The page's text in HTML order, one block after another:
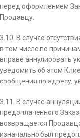
перед оформлением
Продавцу.
3.10. В случае
в том числе по
вправе аннулировать
уведомить об этом
сообщения по адресу,
3.11. В случае
предоплаченного
возвращается
изначально был